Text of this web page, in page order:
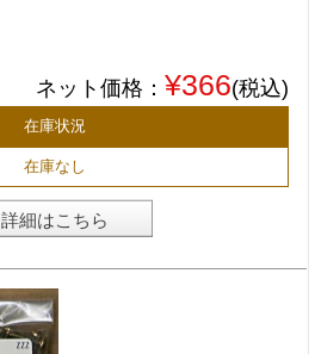
ネット価格： ¥366(税込)
在庫状況
在庫なし
詳細はこちら